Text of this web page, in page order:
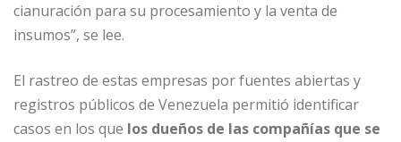
cianuración para su procesamiento y la venta de
insumos”, se lee.
El rastreo de estas empresas por fuentes abiertas y
registros públicos de Venezuela permitió identificar
casos en los que los dueños de las compañías que se